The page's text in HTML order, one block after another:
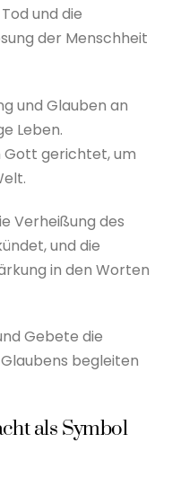
und die
der Menschheit
und Glauben an
Leben.
Gott gerichtet, um
Verheißung des
und die
in den Worten
Gebete die
begleiten
als Symbol